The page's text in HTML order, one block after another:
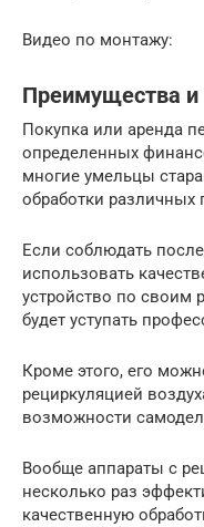
Видео по монтажу:
Преимущества и
Покупка или аренда
определенных
многие умельцы
обработки различных
Если соблюдать
использовать
устройство по своим
будет уступать
Кроме этого, его
рециркуляцией
возможности
Вообще аппараты с
несколько раз
качественную